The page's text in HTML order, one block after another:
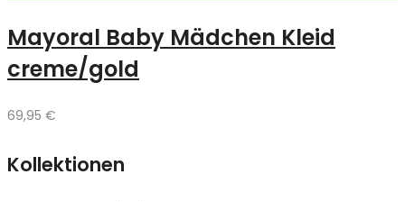
Mayoral Baby Mädchen Kleid
creme/gold
69,95 €
Kollektionen